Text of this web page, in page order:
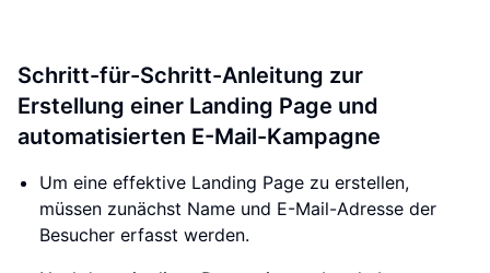
Schritt-für-Schritt-Anleitung zur
Erstellung einer Landing Page und
automatisierten E-Mail-Kampagne
Um eine effektive Landing Page zu erstellen,
müssen zunächst Name und E-Mail-Adresse der
Besucher erfasst werden.